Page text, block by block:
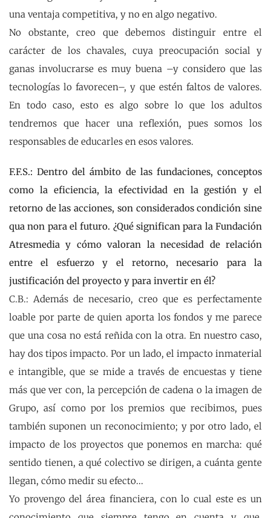
una ventaja competitiva, y no en algo negativo.
No obstante, creo que debemos distinguir entre el
carácter de los chavales, cuya preocupación social y
ganas involucrarse es muy buena –y considero que las
tecnologías lo favorecen–, y que estén faltos de valores.
En todo caso, esto es algo sobre lo que los adultos
tendremos que hacer una reflexión, pues somos los
responsables de educarles en esos valores.
F.F.S.: Dentro del ámbito de las fundaciones, conceptos
como la eficiencia, la efectividad en la gestión y el
retorno de las acciones, son considerados condición sine
qua non para el futuro. ¿Qué significan para la Fundación
Atresmedia y cómo valoran la necesidad de relación
entre el esfuerzo y el retorno, necesario para la
justificación del proyecto y para invertir en él?
C.B.: Además de necesario, creo que es perfectamente
loable por parte de quien aporta los fondos y me parece
que una cosa no está reñida con la otra. En nuestro caso,
hay dos tipos impacto. Por un lado, el impacto inmaterial
e intangible, que se mide a través de encuestas y tiene
más que ver con, la percepción de cadena o la imagen de
Grupo, así como por los premios que recibimos, pues
también suponen un reconocimiento; y por otro lado, el
impacto de los proyectos que ponemos en marcha: qué
sentido tienen, a qué colectivo se dirigen, a cuánta gente
llegan, cómo medir su efecto...
Yo provengo del área financiera, con lo cual este es un